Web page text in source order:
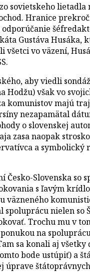
sovietskeho
Hranice
Gustáva
vo väzení,
aby viedli
však vo
komunistov majú
nezapamätal
o slovenskej
zasa naopak
a
Slovenska
s ľavým
väzneného
nielen
Trochu mu v
na
sa konali aj
bode ustúpiť) a